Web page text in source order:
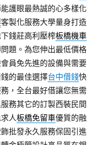
護眼最熱誠的心多樣化
客製化服務大學量身打造
錢莊高利壓榨板橋機車
題。為您伸出最低價格
員免先進的設備與需要
的最佳選擇台中借錢快
，全台最好借讓您無需
務其它的訂製西裝民間
人板橋免留車優質的融
批發永久服務保固引進